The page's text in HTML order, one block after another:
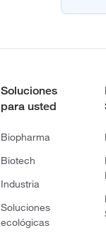
Soluciones
para usted
Biopharma
Biotech
Industria
Soluciones
ecológicas